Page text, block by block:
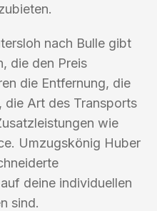
nach Bulle gibt
die den Preis
die Entfernung, die
die Art des Transports
wie
Umzugskönig Huber
deine individuellen
sind.